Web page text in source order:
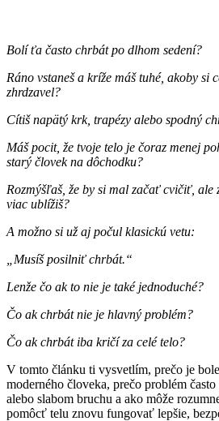
Bolí ťa často chrbát po dlhom sedení?
Ráno vstaneš a kríže máš tuhé, akoby si
zhrdzavel?
Cítiš napätý krk, trapézy alebo spodný
Máš pocit, že tvoje telo je čoraz menej
starý človek na dôchodku?
Rozmýšľaš, že by si mal začať cvičiť, ale
viac ublížiš?
A možno si už aj počul klasickú vetu:
„Musíš posilniť chrbát.“
Lenže čo ak to nie je také jednoduché?
Čo ak chrbát nie je hlavný problém?
Čo ak chrbát iba kričí za celé telo?
V tomto článku ti vysvetlím, prečo je
moderného človeka, prečo problém
alebo slabom bruchu a ako môže
pomôcť telu znovu fungovať lepšie,